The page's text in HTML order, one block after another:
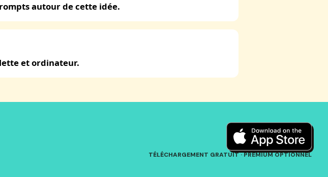
autour de cette idée.
et ordinateur.
TÉLÉCHARGEMENT GRATUIT · PREMIUM OPTIONNEL